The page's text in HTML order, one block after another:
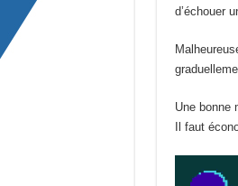
d’échouer
Une bonne
Il faut